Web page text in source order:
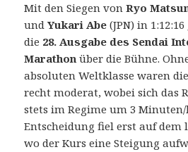
Mit den Siegen vonRyo
undYukari Abe (JPN) in
die 28. Ausgabe des Sendai
Marathon über die Bühne.
absoluten Weltklasse waren
recht moderat, wobei sich das
stets im Regime um 3
Entscheidung fiel erst auf dem
wo der Kurs eine Steigung